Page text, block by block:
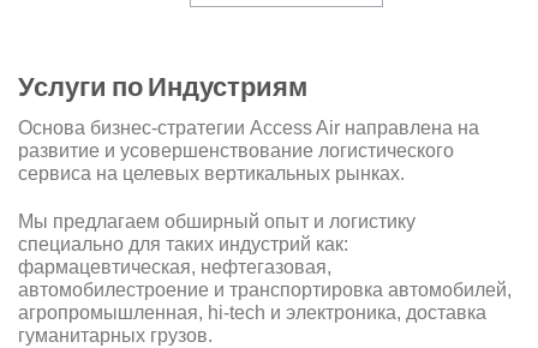
Услуги по Индустриям
Основа бизнес-стратегии Access Air направлена на
развитие и усовершенствование логистического
сервиса на целевых вертикальных рынках.
Мы предлагаем обширный опыт и логистику
специально для таких индустрий как:
фармацевтическая, нефтегазовая,
автомобилестроение и транспортировка автомобилей,
агропромышленная, hi-tech и электроника, доставка
гуманитарных грузов.